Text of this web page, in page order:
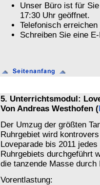
Unser Büro ist für
17:30 Uhr geöffnet.
Telefonisch
Schreiben Sie eine
5. Unterrichtsmodul:
Von Andreas Westhofen (
Der Umzug der größten
Ruhrgebiet wird
Loveparade bis 2011
Ruhrgebiets durchgeführt
die tanzende Masse durch
Vorentlastung: